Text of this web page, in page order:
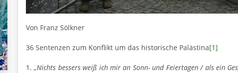
Von Franz Sölkner
36 Sentenzen zum Konflikt um das historische Palästina[1]
1. „Nichts bessers weiß ich mir an Sonn- und Feiertagen / als ein